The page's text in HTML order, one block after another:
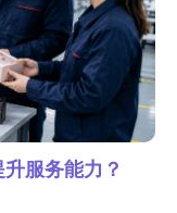
服务能力？